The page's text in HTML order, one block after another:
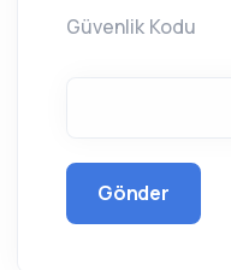
Güvenlik Kodu
Gönder